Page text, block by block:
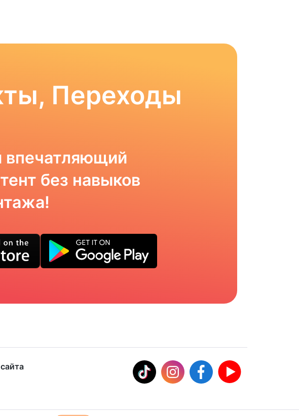
Переходы
впечатляющий
без навыков